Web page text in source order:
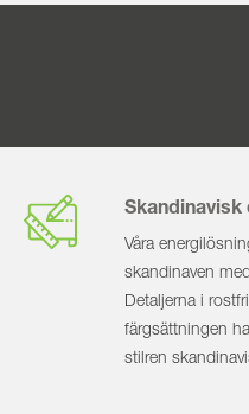
Skandinavisk
Våra
skandinaven
Detaljerna i
färgsättningen
stilren